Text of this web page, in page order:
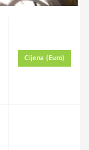
Cijena (Euro)